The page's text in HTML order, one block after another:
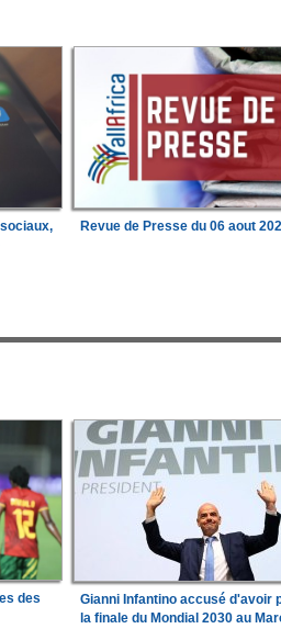
Revue de Presse du 06 aout
des
Gianni Infantino accusé d'avoir
la finale du Mondial 2030 au